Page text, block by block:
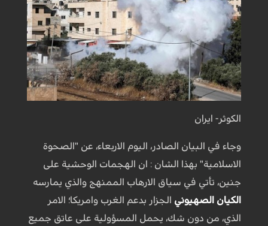
الكوثر- ايران
وجاء في البيان الصادر، اليوم الاربعاء، عن "الصحوة
الاسلامية" بهذا الشان : ان الهجمات الوحشية على
جنين، تأتي في سياق الارهاب الممنهج والذي يمارسه
الكيان الصهيوني الجزار بدعم الغرب وامريكا؛ الامر
الذي، من دون شك، يحمل المسؤولية على عاتق جميع